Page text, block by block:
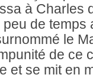
à Charles
de temps
le
de ce
et se mit en